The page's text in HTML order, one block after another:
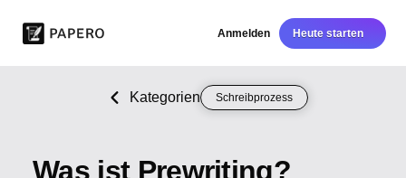
Anmelden Heute starten
Kategorien Schreibprozess
Was ist Prewriting?